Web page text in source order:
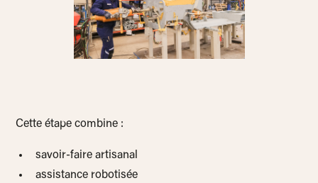
Cette étape combine :
savoir-faire artisanal
assistance robotisée